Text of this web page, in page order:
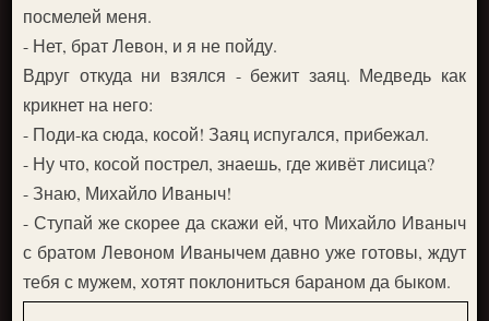
посмелей меня.
- Нет, брат Левон, и я не пойду.
Вдруг откуда ни взялся - бежит заяц. Медведь как
крикнет на него:
- Поди-ка сюда, косой! Заяц испугался, прибежал.
- Ну что, косой пострел, знаешь, где живёт лисица?
- Знаю, Михайло Иваныч!
- Ступай же скорее да скажи ей, что Михайло Иваныч
с братом Левоном Иванычем давно уже готовы, ждут
тебя с мужем, хотят поклониться бараном да быком.